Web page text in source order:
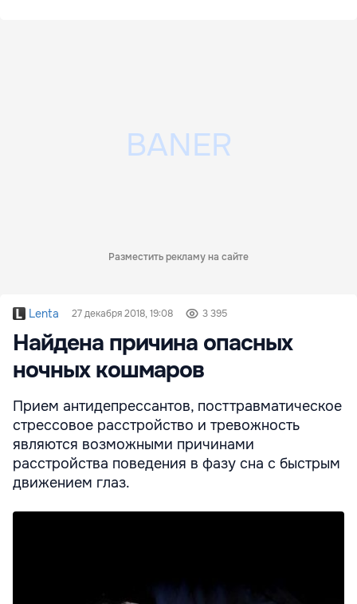
Разместить рекламу на сайте
Lenta 27 декабря 2018, 19:08 3 395
Найдена причина опасных
ночных кошмаров
Прием антидепрессантов, посттравматическое
стрессовое расстройство и тревожность
являются возможными причинами
расстройства поведения в фазу сна с быстрым
движением глаз.